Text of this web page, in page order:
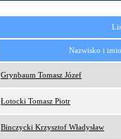
Nazwisko i
Grynbaum Tomasz Józef
Łotocki Tomasz Piotr
Binczycki Krzysztof Władysław